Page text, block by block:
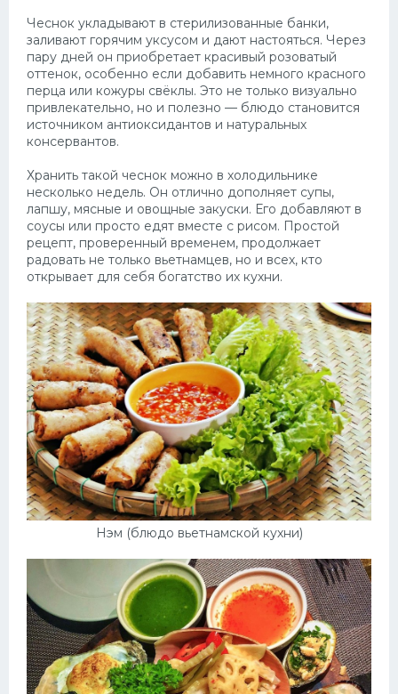
Чеснок укладывают в стерилизованные банки,
заливают горячим уксусом и дают настояться. Через
пару дней он приобретает красивый розоватый
оттенок, особенно если добавить немного красного
перца или кожуры свёклы. Это не только визуально
привлекательно, но и полезно — блюдо становится
источником антиоксидантов и натуральных
консервантов.
Хранить такой чеснок можно в холодильнике
несколько недель. Он отлично дополняет супы,
лапшу, мясные и овощные закуски. Его добавляют в
соусы или просто едят вместе с рисом. Простой
рецепт, проверенный временем, продолжает
радовать не только вьетнамцев, но и всех, кто
открывает для себя богатство их кухни.
Нэм (блюдо вьетнамской кухни)